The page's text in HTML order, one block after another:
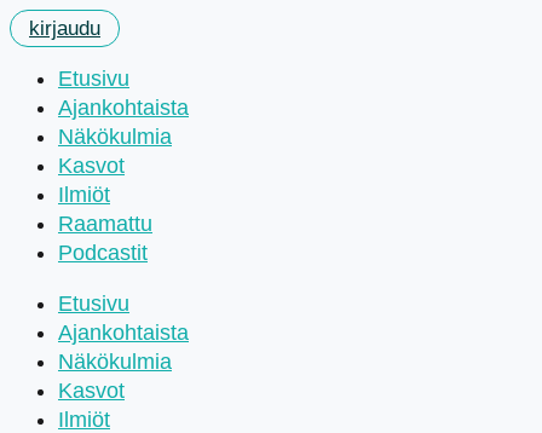
kirjaudu
Etusivu
Ajankohtaista
Näkökulmia
Kasvot
Ilmiöt
Raamattu
Podcastit
Etusivu
Ajankohtaista
Näkökulmia
Kasvot
Ilmiöt